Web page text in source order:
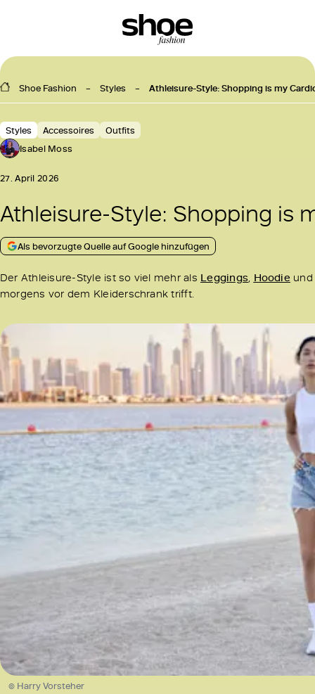
Shoe Fashion Styles Athleisure-Style: Shopping is my
Styles Accessoires
Outfits
Isabel Moss
27. April 2026
Athleisure-Style: Shopping is
Als bevorzugte Quelle auf Google hinzufügen
Der Athleisure-Style ist so viel mehr als Leggings, Hoodie
morgens vor dem Kleiderschrank trifft.
© Harry Vorsteher